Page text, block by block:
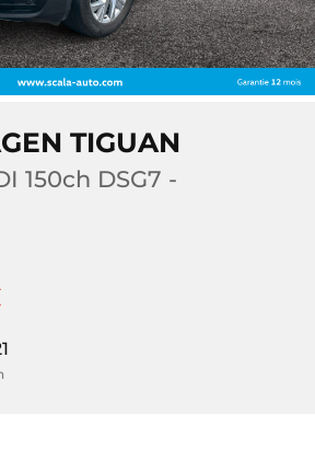
TIGUAN
150ch DSG7 -